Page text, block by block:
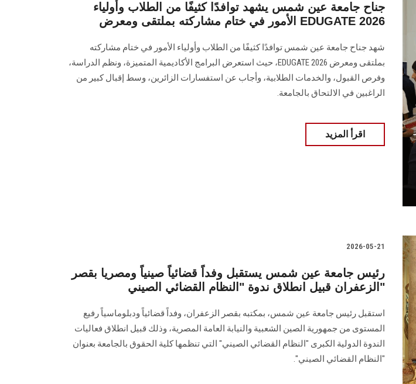
جناح جامعة عين شمس يشهد توافدًا كثيفًا من الطلاب وأولياء
الأمور في ختام مشاركته بملتقى ومعرض EDUGATE 2026
شهد جناح جامعة عين شمس توافدًا كثيفًا من الطلاب وأولياء الأمور في ختام مشاركته
بملتقى ومعرض EDUGATE 2026، حيث استعرض البرامج الأكاديمية المتميزة، ونظم الدراسة،
وفرص القبول، والخدمات الطلابية، وأجاب عن استفسارات الزائرين، وسط إقبال كبير من
الراغبين في الالتحاق بالجامعة.
اقرأ المزيد
2026-05-21
رئيس جامعة عين شمس يستقبل وفداً قضائياً صينياً ومصريا بقصر
الزعفران قبيل انطلاق ندوة "النظام القضائي الصيني"
استقبل رئيس جامعة عين شمس، بمكتبه بقصر الزعفران، وفداً قضائياً ودبلوماسياً رفيع
المستوى من جمهورية الصين الشعبية والنيابة العامة المصرية، وذلك قبيل انطلاق فعاليات
الندوة الدولية الكبرى "النظام القضائي الصيني" التي تنظمها كلية الحقوق بالجامعة بعنوان
"النظام القضائي الصيني".